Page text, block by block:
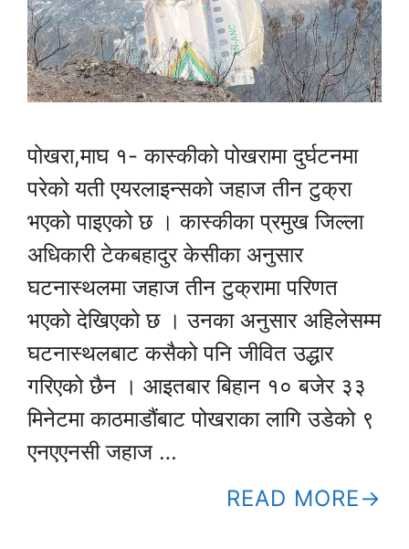
पोखरा,माघ १- कास्कीको पोखरामा दुर्घटनमा
परेको यती एयरलाइन्सको जहाज तीन टुक्रा
भएको पाइएको छ । कास्कीका प्रमुख जिल्ला
अधिकारी टेकबहादुर केसीका अनुसार
घटनास्थलमा जहाज तीन टुक्रामा परिणत
भएको देखिएको छ । उनका अनुसार अहिलेसम्म
घटनास्थलबाट कसैको पनि जीवित उद्धार
गरिएको छैन । आइतबार बिहान १० बजेर ३३
मिनेटमा काठमाडौंबाट पोखराका लागि उडेको ९
एनएएनसी जहाज …
READ MORE